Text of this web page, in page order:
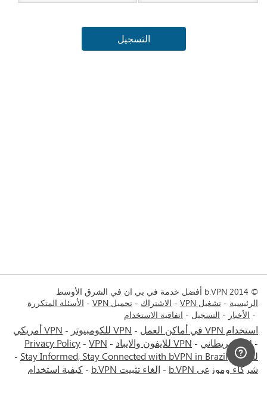
التسجيل
© 2014 b.VPN أفضل خدمة في بي ان في الشرق الأوسط
الرئيسية
تشغيل VPN الاشتراك تحميل VPN
الأسئلة المتكررة
الأخبار
التسجيل اتفاقية الاستخدام
استخدام VPN في أماكن العمل - VPN للكومبيوتر - VPN أمريكي
-VPN بريطاني - VPN للايفون والايباد -
Privacy Policy - VPN
للماك-
Stay Informed, Stay Connected with bVPN in Brazil
-
شركاء وموزعي b.VPN - إلغاء تثبيت b.VPN - كيفية استخدام